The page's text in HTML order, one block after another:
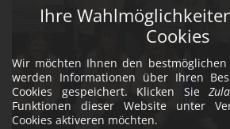
Ihre
Cookies
Wir möchten Ihnen den bestmöglichen
werden Informationen über Ihren
Cookies gespeichert. Klicken Sie
Funktionen dieser Website unter
Cookies aktiveren möchten.